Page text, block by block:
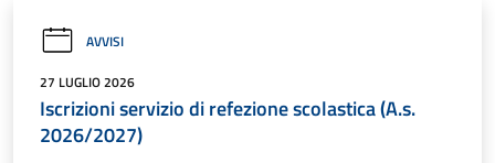
AVVISI
27 LUGLIO 2026
Iscrizioni servizio di refezione scolastica (A.s.
2026/2027)